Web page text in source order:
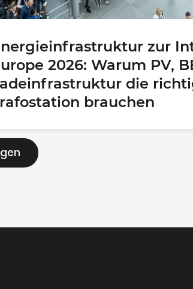
zur
2026: Warum PV,
die
brauchen